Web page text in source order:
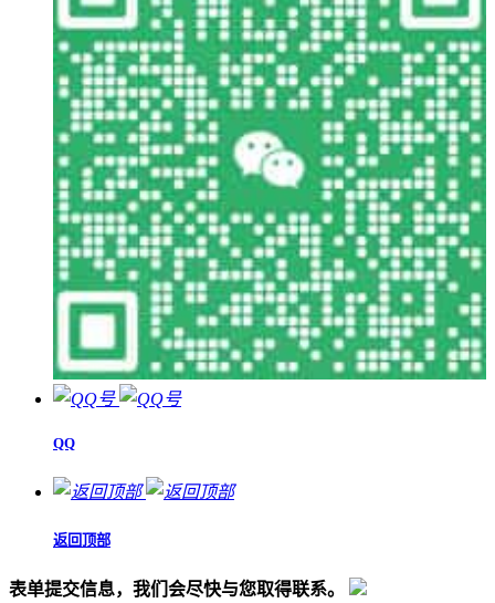
QQ
返回顶部
表单提交信息，我们会尽快与您取得联系。